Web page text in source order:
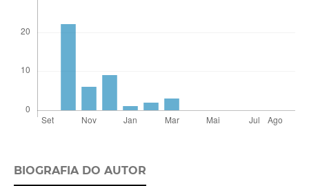
BIOGRAFIA DO AUTOR